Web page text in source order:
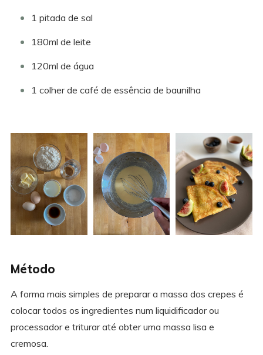
1 pitada de sal
180ml de leite
120ml de água
1 colher de café de essência de baunilha
Método
A forma mais simples de preparar a massa dos crepes é
colocar todos os ingredientes num liquidificador ou
processador e triturar até obter uma massa lisa e
cremosa.